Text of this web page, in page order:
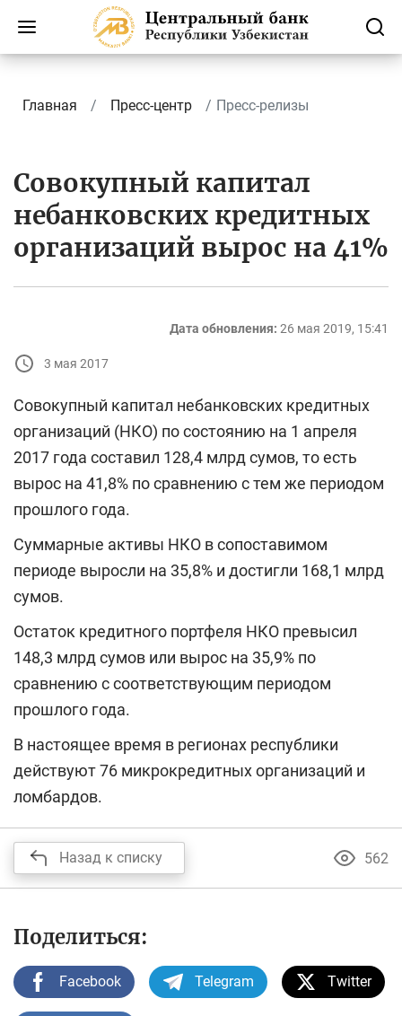
Главная Пресс-центр Пресс-релизы
Совокупный капитал
небанковских кредитных
организаций вырос на 41%
Дата обновления: 26 мая 2019, 15:41
3 мая 2017
Совокупный капитал небанковских кредитных
организаций (НКО) по состоянию на 1 апреля
2017 года составил 128,4 млрд сумов, то есть
вырос на 41,8% по сравнению с тем же периодом
прошлого года.
Суммарные активы НКО в сопоставимом
периоде выросли на 35,8% и достигли 168,1 млрд
сумов.
Остаток кредитного портфеля НКО превысил
148,3 млрд сумов или вырос на 35,9% по
сравнению с соответствующим периодом
прошлого года.
В настоящее время в регионах республики
действуют 76 микрокредитных организаций и
ломбардов.
Назад к списку 562
Поделиться:
Facebook Telegram Twitter